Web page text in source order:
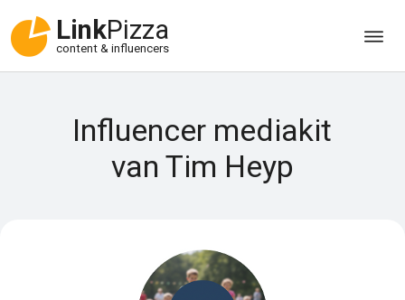
LinkPizza
content & influencers
Influencer mediakit
van Tim Heyp